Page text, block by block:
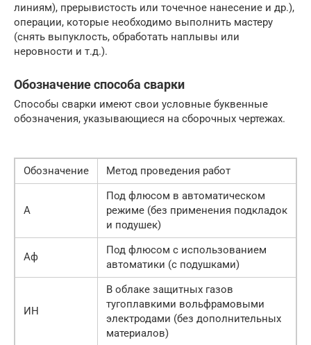
линиям), прерывистость или точечное нанесение и др.),
операции, которые необходимо выполнить мастеру
(снять выпуклость, обработать наплывы или
неровности и т.д.).
Обозначение способа сварки
Способы сварки имеют свои условные буквенные
обозначения, указывающиеся на сборочных чертежах.
Обозначение Метод проведения работ
А
Под флюсом в автоматическом
режиме (без применения подкладок
и подушек)
Аф
Под флюсом с использованием
автоматики (с подушками)
ИН
В облаке защитных газов
тугоплавкими вольфрамовыми
электродами (без дополнительных
материалов)